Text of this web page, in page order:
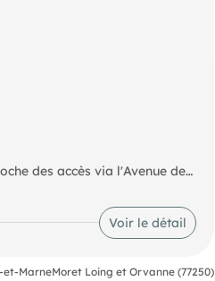
des accès via l'Avenue de
d'y entrer un camion de
à la charge du locataire.
d'informations. Information
Voir le détail
et-MarneMoret Loing et Orvanne (77250)